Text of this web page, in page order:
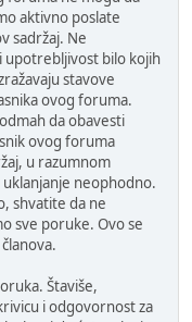
aktivno poslate
sadržaj. Ne
bilo kojih
stavove
ovog foruma.
da obavesti
ovog foruma
u razumnom
neophodno.
shvatite da ne
sve poruke. Ovo se
Štaviše,
i odgovornost za